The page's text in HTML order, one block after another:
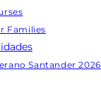
Families
Santander 2026